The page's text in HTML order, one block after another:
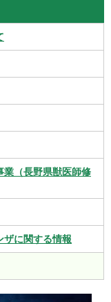
（長野県獣医師修
ザに関する情報